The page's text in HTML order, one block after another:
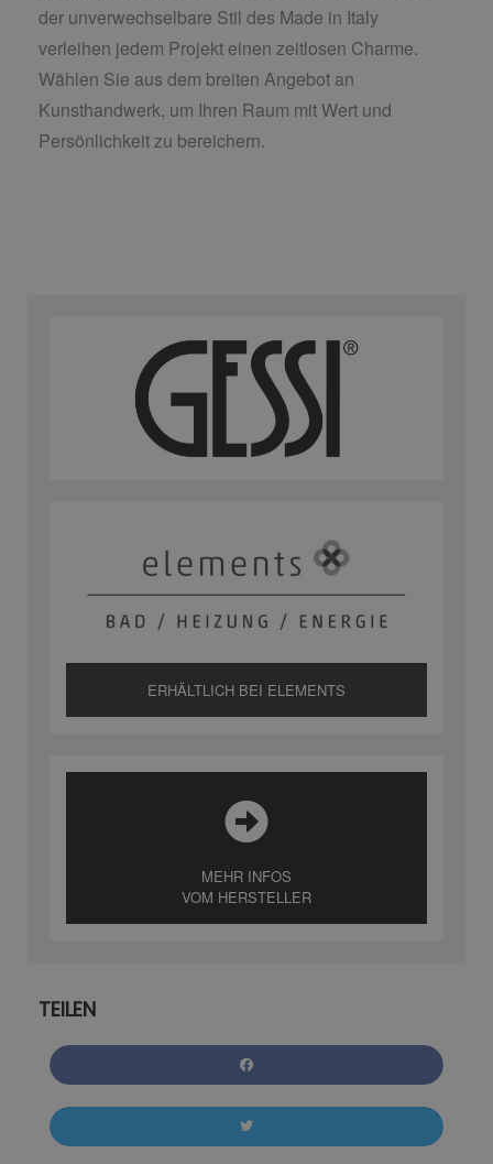
der unverwechselbare Stil des Made in Italy
verleihen jedem Projekt einen zeitlosen Charme.
Wählen Sie aus dem breiten Angebot an
Kunsthandwerk, um Ihren Raum mit Wert und
Persönlichkeit zu bereichern.
ERHÄLTLICH BEI ELEMENTS
MEHR INFOS
VOM HERSTELLER
TEILEN